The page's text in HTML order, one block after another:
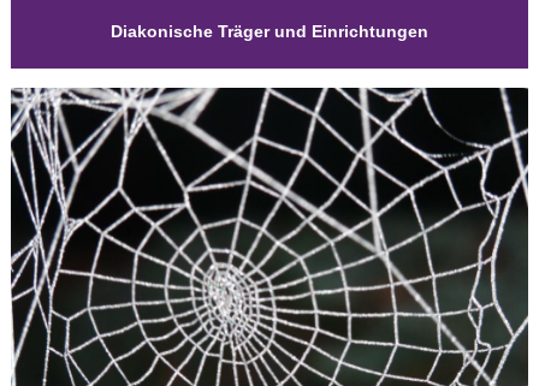
Diakonische Träger und Einrichtungen